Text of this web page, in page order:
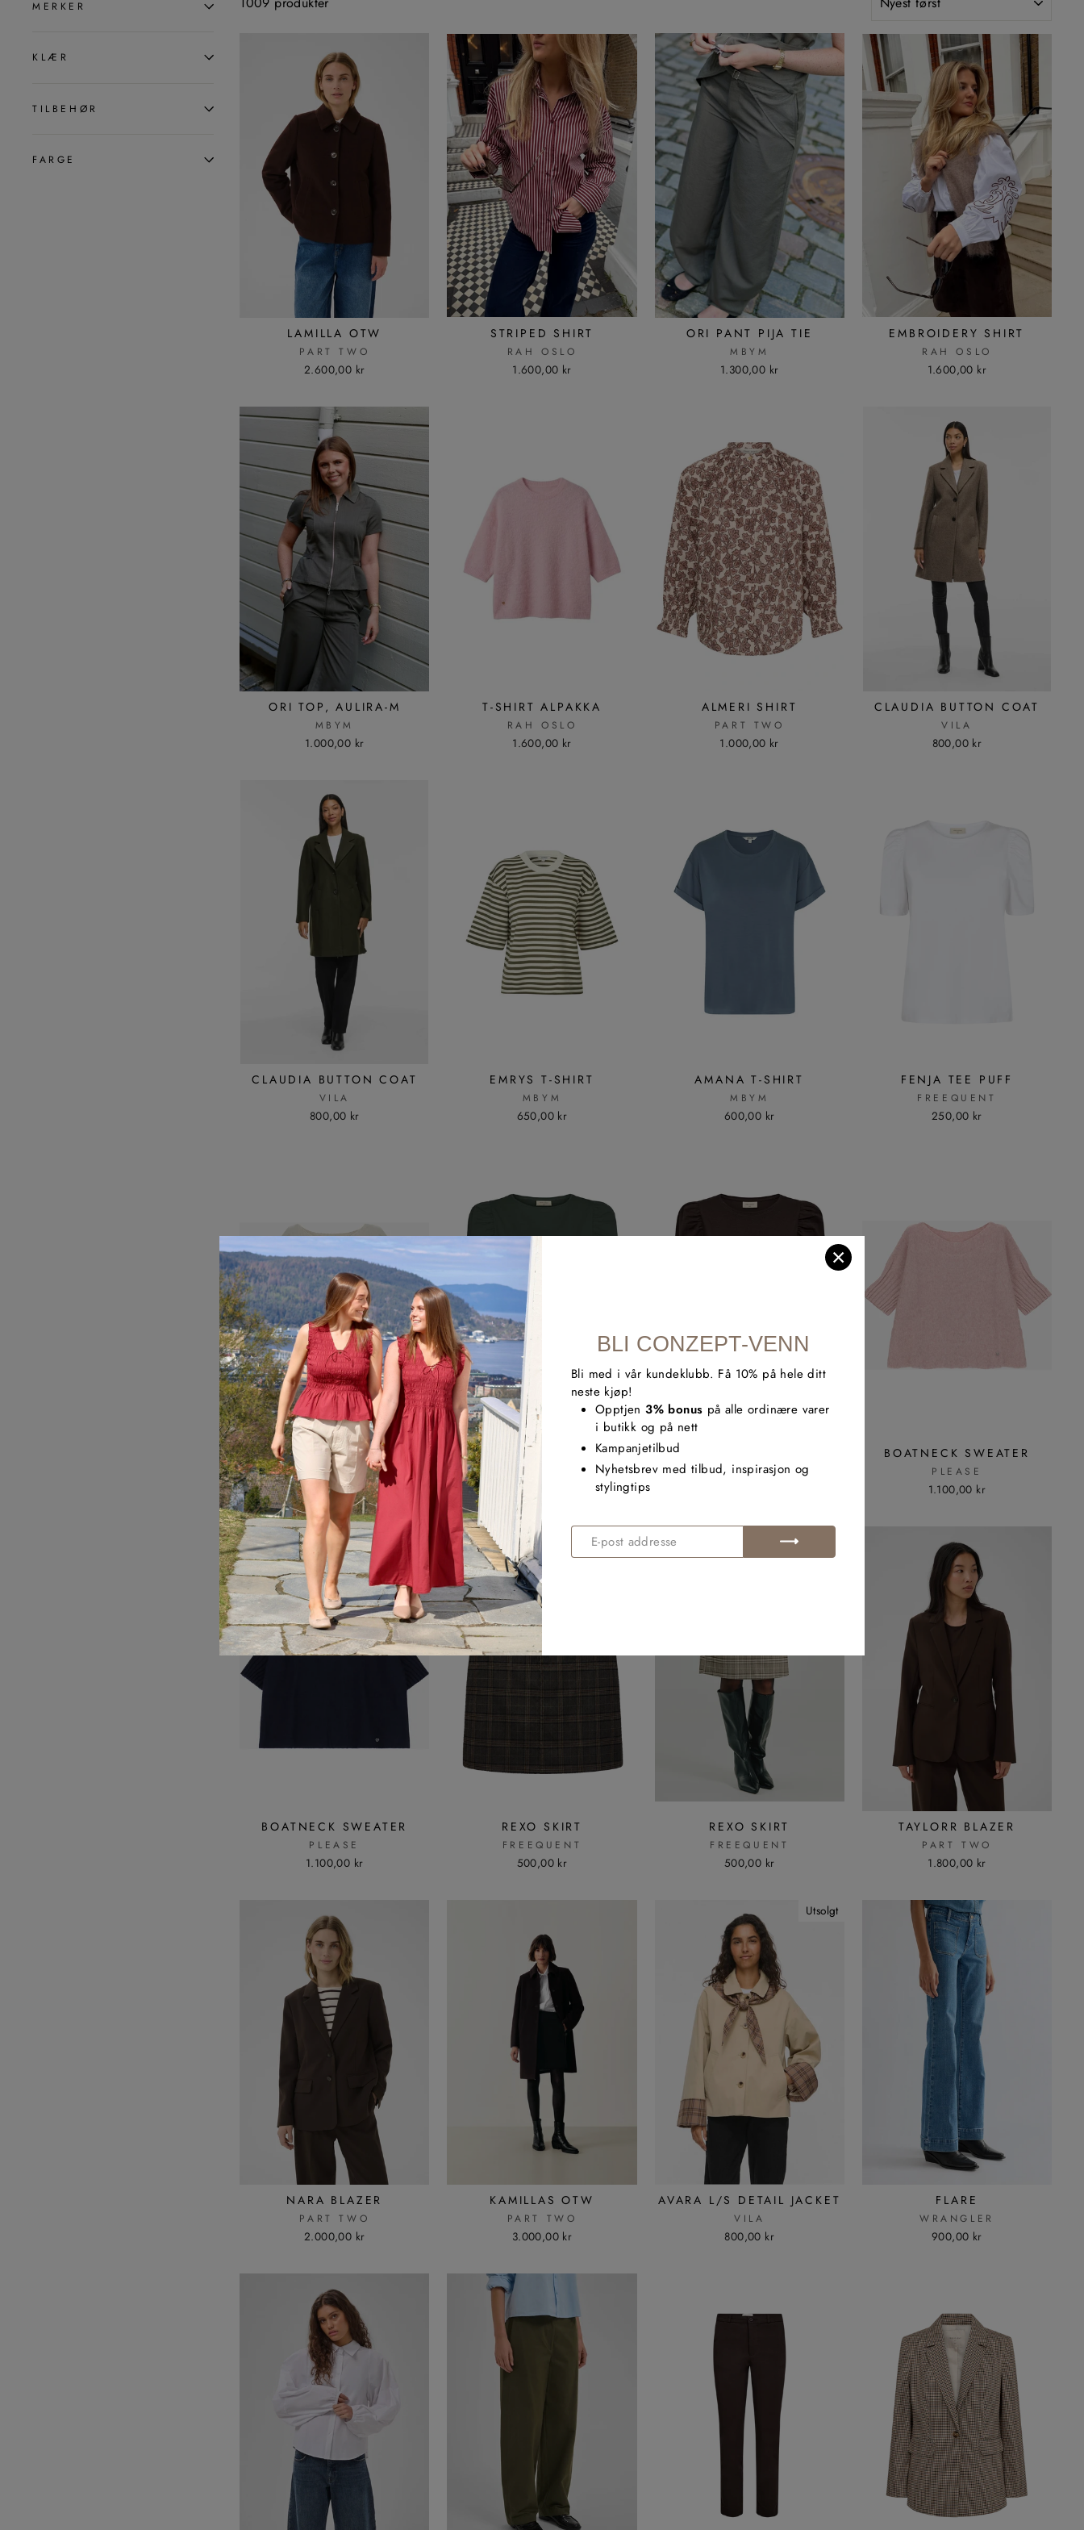
×
BLI CONZEPT-VENN
Bli med i vår kundeklubb. Få 10% på hele ditt
neste kjøp!
Opptjen3% bonus på alle ordinære varer
i butikk og på nett
Kampanjetilbud
Nyhetsbrev med tilbud, inspirasjon og
stylingtips
MERKER
KLÆR
TILBEHØR
FARGE
LAMILLA OTW
PART TWO
2.600,00 kr
STRIPED SHIRT
RAH OSLO
1.600,00 kr
ORI PANT PIJA TIE
MBYM
1.300,00 kr
EMBROIDERY SHIRT
RAH OSLO
1.600,00 kr
ORI TOP, AULIRA-M
MBYM
1.000,00 kr
T-SHIRT ALPAKKA
RAH OSLO
1.600,00 kr
ALMERI SHIRT
PART TWO
1.000,00 kr
CLAUDIA BUTTON COAT
VILA
800,00 kr
CLAUDIA BUTTON COAT
VILA
800,00 kr
EMRYS T-SHIRT
MBYM
650,00 kr
AMANA T-SHIRT
MBYM
600,00 kr
FENJA TEE PUFF
FREEQUENT
250,00 kr
BOATNECK SWEATER
PLEASE
1.100,00 kr
FENJA TEE PUFF
FREEQUENT
250,00 kr
FREEQUENT
BOATNECK SWEATER
PLEASE
1.100,00 kr
BOATNECK SWEATER
PLEASE
1.100,00 kr
REXO SKIRT
FREEQUENT
500,00 kr
REXO SKIRT
FREEQUENT
500,00 kr
TAYLORR BLAZER
PART TWO
1.800,00 kr
NARA BLAZER
PART TWO
2.000,00 kr
KAMILLAS OTW
PART TWO
3.000,00 kr
Utsolgt
AVARA L/S DETAIL JACKET
VILA
800,00 kr
FLARE
WRANGLER
900,00 kr